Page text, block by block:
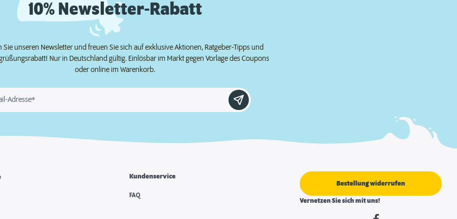
10% Newsletter-Rabatt
Sie unseren Newsletter und freuen Sie sich auf exklusive Aktionen, Ratgeber-Tipps und
Nur in Deutschland gültig. Einlösbar im Markt gegen Vorlage des Coupons
oder online im Warenkorb.
Adresse*
Kundenservice
FAQ
Bestellung widerrufen
Vernetzen Sie sich mit uns!